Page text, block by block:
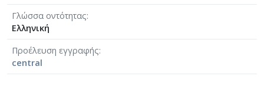
Μουσικολόγος
Μουσικός
Γλώσσα οντότητας
Ελληνική
Προέλευση εγγραφής
central